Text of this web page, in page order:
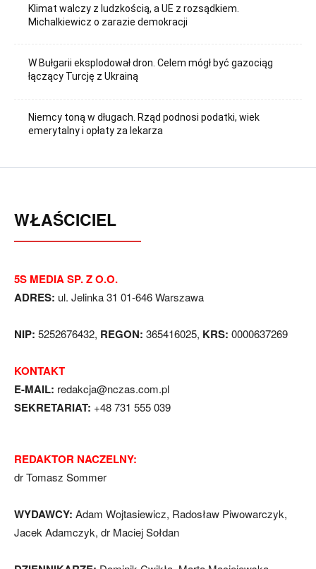
Klimat walczy z ludzkością, a UE z rozsądkiem.
Michalkiewicz o zarazie demokracji
W Bułgarii eksplodował dron. Celem mógł być gazociąg
łączący Turcję z Ukrainą
Niemcy toną w długach. Rząd podnosi podatki, wiek
emerytalny i opłaty za lekarza
WŁAŚCICIEL
5S MEDIA SP. Z O.O.
ADRES: ul. Jelinka 31 01-646 Warszawa
NIP: 5252676432, REGON: 365416025, KRS: 0000637269
KONTAKT
E-MAIL: redakcja@nczas.com.pl
SEKRETARIAT: +48 731 555 039
REDAKTOR NACZELNY:
dr Tomasz Sommer
WYDAWCY: Adam Wojtasiewicz, Radosław Piwowarczyk,
Jacek Adamczyk, dr Maciej Sołdan